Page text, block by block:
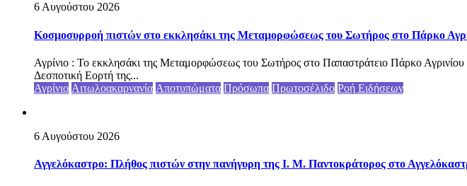
6 Αυγούστου 2026
Κοσμοσυρροή πιστών στο εκκλησάκι της Μεταμορφώσεως του Σωτήρος στο Πάρκο
Αγρίνιο : Το εκκλησάκι της Μεταμορφώσεως του Σωτήρος στο Παπαστράτειο Πάρκο
Δεσποτική Εορτή της...
Αγρίνιο Αιτωλοακαρνανία Αποτυπώματα Πρόσωπα Πρωτοσέλιδο Ροή Ειδήσεων
6 Αυγούστου 2026
Αγγελόκαστρο: Πλήθος πιστών στην πανήγυρη της Ι. Μ. Παντοκράτορος στο